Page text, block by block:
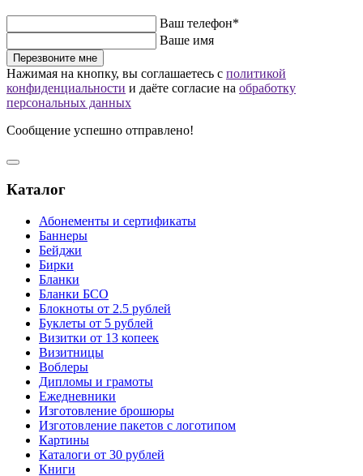
Ваш телефон*
Ваше имя
Перезвоните мне
Нажимая на кнопку, вы соглашаетесь с политикой
конфиденциальности и даёте согласие на обработку
персональных данных
Сообщение успешно отправлено!
Каталог
Абонементы и сертификаты
Баннеры
Бейджи
Бирки
Бланки
Бланки БСО
Блокноты от 2.5 рублей
Буклеты от 5 рублей
Визитки от 13 копеек
Визитницы
Воблеры
Дипломы и грамоты
Ежедневники
Изготовление брошюры
Изготовление пакетов с логотипом
Картины
Каталоги от 30 рублей
Книги